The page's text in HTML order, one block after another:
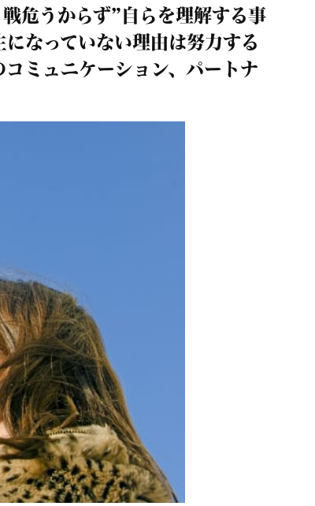
危うからず”自らを理解する事
なっていない理由は努力する
ミュニケーション、パートナ